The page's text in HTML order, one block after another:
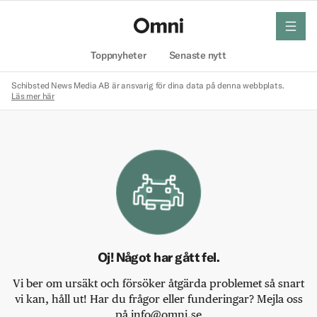
Toppnyheter Senaste nytt
meny
Schibsted News Media AB är ansvarig för dina data på denna webbplats.
Läs mer här
Oj! Något har gått fel.
Vi ber om ursäkt och försöker åtgärda problemet så snart
vi kan, håll ut! Har du frågor eller funderingar? Mejla oss